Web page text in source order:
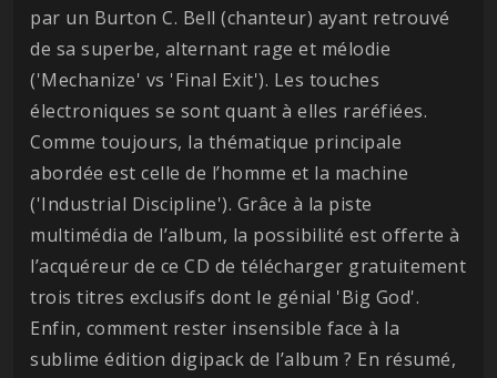
par un Burton C. Bell (chanteur) ayant retrouvé
de sa superbe, alternant rage et mélodie
('Mechanize' vs 'Final Exit'). Les touches
électroniques se sont quant à elles raréfiées.
Comme toujours, la thématique principale
abordée est celle de l’homme et la machine
('Industrial Discipline'). Grâce à la piste
multimédia de l’album, la possibilité est offerte à
l’acquéreur de ce CD de télécharger gratuitement
trois titres exclusifs dont le génial 'Big God'.
Enfin, comment rester insensible face à la
sublime édition digipack de l’album ? En résumé,